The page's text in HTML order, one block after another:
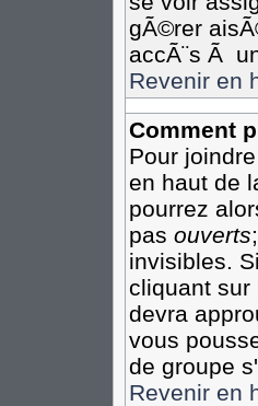
gÃ©rer
accÃ¨s Ã
Revenir en
Comment
Pour
en haut de
pourrez
pas ouverts
invisibles.
cliquant sur
devra
vous
de groupe
Revenir en